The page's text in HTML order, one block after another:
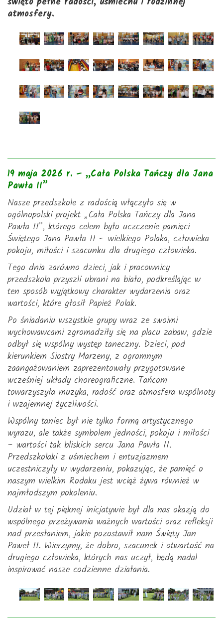
atmosfery.
19 maja 2026 r. – „Cała Polska Tańczy dla Jana
Pawła II”
Nasze przedszkole z radością włączyło się w
ogólnopolski projekt „Cała Polska Tańczy dla Jana
Pawła II”, którego celem było uczczenie pamięci
Świętego Jana Pawła II – wielkiego Polaka, człowieka
pokoju, miłości i szacunku dla drugiego człowieka.
Tego dnia zarówno dzieci, jak i pracownicy
przedszkola przyszli ubrani na biało, podkreślając w
ten sposób wyjątkowy charakter wydarzenia oraz
wartości, które głosił Papież Polak.
Po śniadaniu wszystkie grupy wraz ze swoimi
wychowawcami zgromadziły się na placu zabaw, gdzie
odbył się wspólny występ taneczny. Dzieci, pod
kierunkiem Siostry Marzeny, z ogromnym
zaangażowaniem zaprezentowały przygotowane
wcześniej układy choreograficzne. Tańcom
towarzyszyła muzyka, radość oraz atmosfera wspólnoty
i wzajemnej życzliwości.
Wspólny taniec był nie tylko formą artystycznego
wyrazu, ale także symbolem jedności, pokoju i miłości
– wartości tak bliskich sercu Jana Pawła II.
Przedszkolaki z uśmiechem i entuzjazmem
uczestniczyły w wydarzeniu, pokazując, że pamięć o
naszym wielkim Rodaku jest wciąż żywa również w
najmłodszym pokoleniu.
Udział w tej pięknej inicjatywie był dla nas okazją do
wspólnego przeżywania ważnych wartości oraz refleksji
nad przesłaniem, jakie pozostawił nam Święty Jan
Paweł II. Wierzymy, że dobro, szacunek i otwartość na
drugiego człowieka, których nas uczył, będą nadal
inspirować nasze codzienne działania.